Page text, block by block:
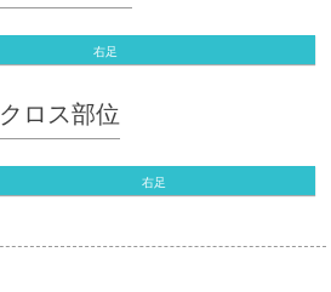
右足
クロス部位
右足